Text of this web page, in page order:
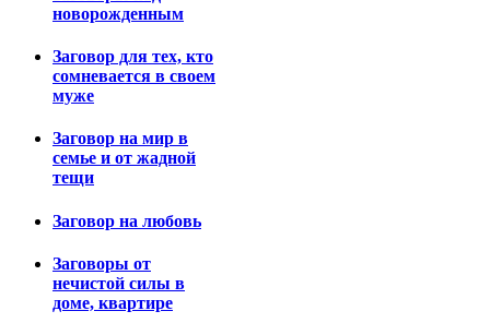
новорожденным
Заговор для тех, кто
сомневается в своем
муже
Заговор на мир в
семье и от жадной
тещи
Заговор на любовь
Заговоры от
нечистой силы в
доме, квартире